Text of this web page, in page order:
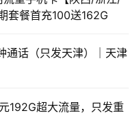
套餐首充100送162G
通话（只发天津）｜天津
192G超大流量，只发重